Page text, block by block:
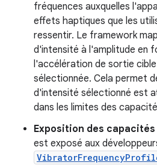
fréquences auxquelles
effets haptiques que les
ressentir. Le framework
d'intensité à l'amplitude en
l'accélération de sortie
sélectionnée. Cela permet
d'intensité sélectionné est
dans les limites des
Exposition des
est exposé aux